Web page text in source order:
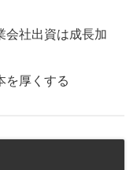
会社出資は成長加
を厚くする